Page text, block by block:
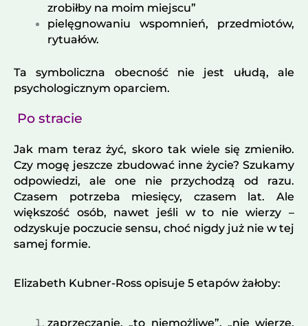
zrobiłby na moim miejscu”
pielęgnowaniu wspomnień, przedmiotów,
rytuałów.
Ta symboliczna obecność nie jest ułudą, ale
psychologicznym oparciem.
Po stracie
Jak mam teraz żyć, skoro tak wiele się zmieniło.
Czy mogę jeszcze zbudować inne życie? Szukamy
odpowiedzi, ale one nie przychodzą od razu.
Czasem potrzeba miesięcy, czasem lat. Ale
większość osób, nawet jeśli w to nie wierzy –
odzyskuje poczucie sensu, choć nigdy już nie w tej
samej formie.
Elizabeth Kubner-Ross opisuje 5 etapów żałoby:
zaprzeczanie, „to niemożliwe”, „nie wierzę,